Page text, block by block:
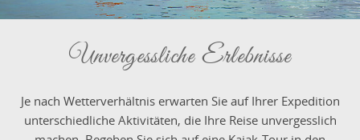
Unvergessliche Erlebnisse
Je nach Wetterverhältnis erwarten Sie auf Ihrer Expedition
unterschiedliche Aktivitäten, die Ihre Reise unvergesslich